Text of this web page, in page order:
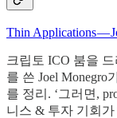
Thin Applications —
크립토 ICO 붐을 드
를 쓴 Joel Monegro
를 정리. ‘그러면,
니스 & 투자 기회